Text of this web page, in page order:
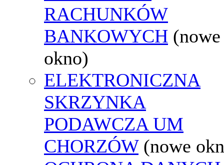
RACHUNKÓW
BANKOWYCH (nowe
okno)
ELEKTRONICZNA
SKRZYNKA
PODAWCZA UM
CHORZÓW (nowe